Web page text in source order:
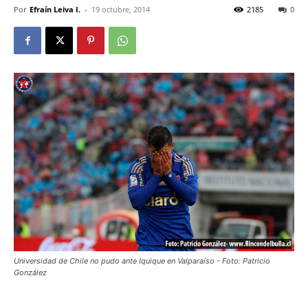
Por Efraín Leiva I. - 19 octubre, 2014 0
2185
Universidad de Chile no pudo ante Iquique en Valparaíso - Foto: Patricio
González